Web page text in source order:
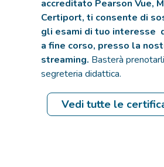
accreditato Pearson Vue,
Certiport, ti consente di
gli esami di tuo interesse
a fine corso, presso la
streaming. Basterà
segreteria didattica.
Vedi tutte le